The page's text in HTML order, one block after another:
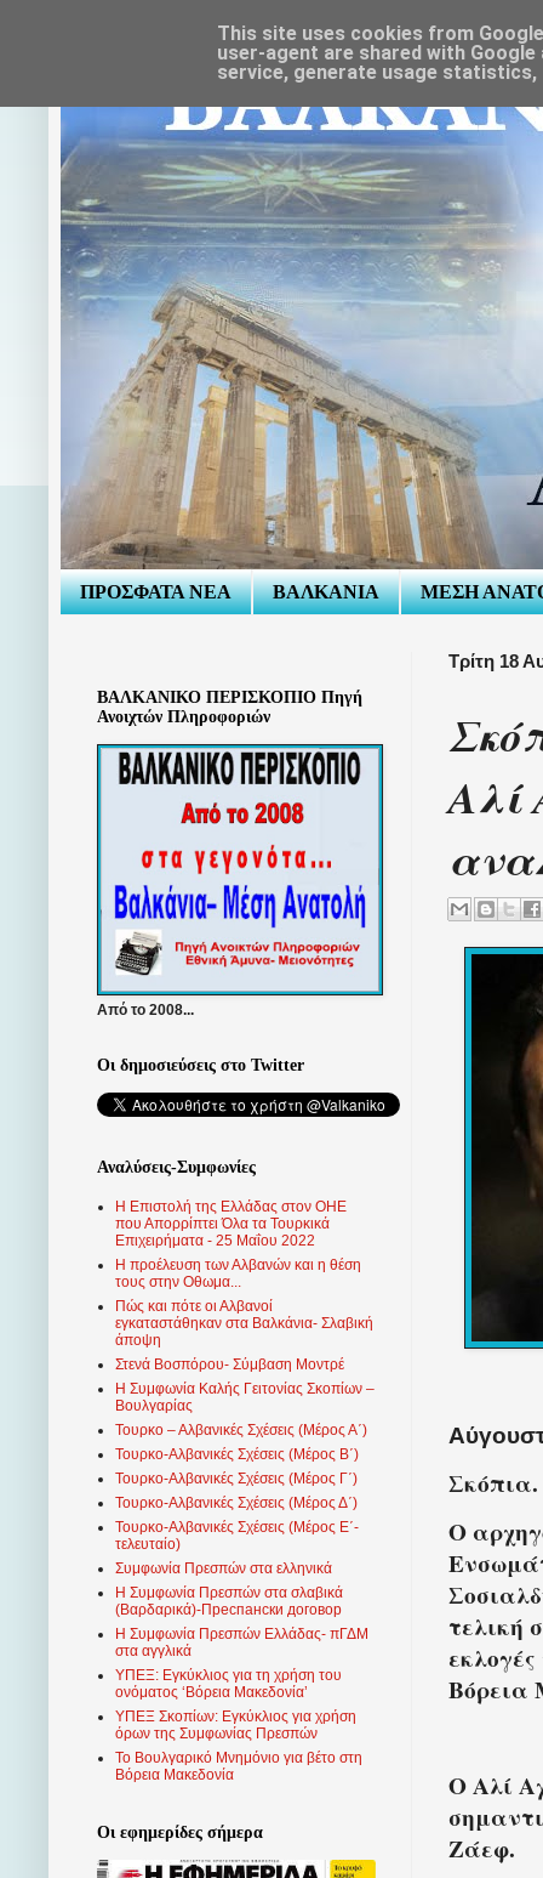
ΠΡΟΣΦΑΤΑ ΝΕΑ ΒΑΛΚΑΝΙΑ ΜΕΣΗ
Τρίτη 18
Αλί
Σκόπια.
Ο
τελική
Βόρεια
Ο Αλί
Ζάεφ.
ΒΑΛΚΑΝΙΚΟ ΠΕΡΙΣΚΟΠΙΟ Πηγή
Ανοιχτών Πληροφοριών
Από το 2008...
Οι δημοσιεύσεις στο Twitter
Αναλύσεις-Συμφωνίες
Η Επιστολή της Ελλάδας στον ΟΗΕ
που Απορρίπτει Όλα τα Τουρκικά
Επιχειρήματα - 25 Μαΐου 2022
Η προέλευση των Αλβανών και η θέση
τους στην Οθωμα...
Πώς και πότε οι Αλβανοί
εγκαταστάθηκαν στα Βαλκάνια- Σλαβική
άποψη
Στενά Βοσπόρου- Σύμβαση Μοντρέ
Η Συμφωνία Καλής Γειτονίας Σκοπίων –
Βουλγαρίας
Τουρκο – Αλβανικές Σχέσεις (Mέρος Α΄)
Τουρκο-Αλβανικές Σχέσεις (Μέρος Β΄)
Τουρκο-Αλβανικές Σχέσεις (Μέρος Γ΄)
Τουρκο-Αλβανικές Σχέσεις (Μέρος Δ΄)
Τουρκο-Αλβανικές Σχέσεις (Μέρος Ε΄-
τελευταίο)
Συμφωνία Πρεσπών στα ελληνικά
Η Συμφωνία Πρεσπών στα σλαβικά
(Βαρδαρικά)-Преспански договор
Η Συμφωνία Πρεσπών Ελλάδας- πΓΔΜ
στα αγγλικά
ΥΠΕΞ: Εγκύκλιος για τη χρήση του
ονόματος ‘Βόρεια Μακεδονία’
ΥΠΕΞ Σκοπίων: Εγκύκλιος για χρήση
όρων της Συμφωνίας Πρεσπών
Το Βουλγαρικό Μνημόνιο για βέτο στη
Βόρεια Μακεδονία
Οι εφημερίδες σήμερα
This site uses cookies from
user-agent are shared with
service, generate usage statistics,